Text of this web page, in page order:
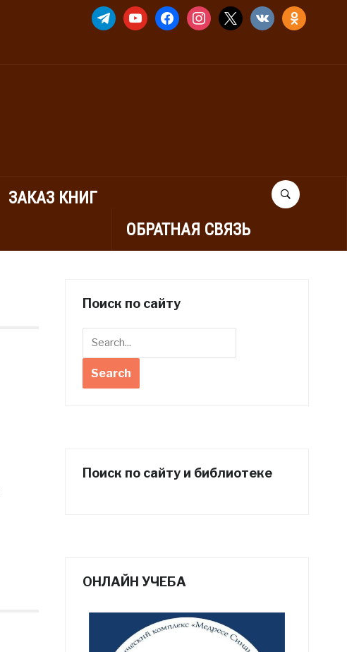
TELEGRAMYOUTUBEFACEBOOKINSTAGRAM
X VKONTAKTE
ЗАКАЗ КНИГ
ОБРАТНАЯ СВЯЗЬ
Поиск по сайту
Поиск по сайту и библиотеке
ОНЛАЙН УЧЕБА